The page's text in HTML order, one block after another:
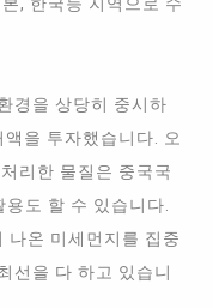
, 한국등 지역으로 수
경을 상당히 중시하
을 투자했습니다. 오
리한 물질은 중국국
도 할 수 있습니다.
나온 미세먼지를 집중
선을 다 하고 있습니